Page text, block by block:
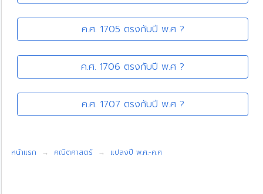
ค.ศ. 1705 ตรงกับปี พ.ศ ?
ค.ศ. 1706 ตรงกับปี พ.ศ ?
ค.ศ. 1707 ตรงกับปี พ.ศ ?
หน้าแรก คณิตศาสตร์ แปลงปี พ.ศ.-ค.ศ